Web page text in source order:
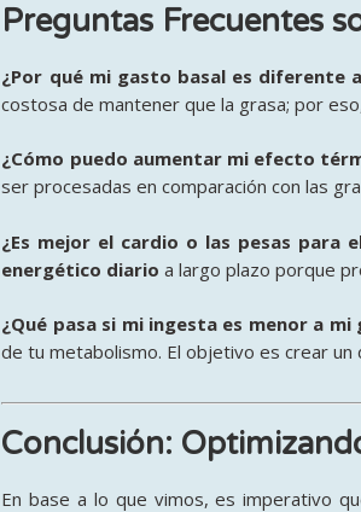
Preguntas Frecuentes
¿Por qué mi gasto basal es diferente
costosa de mantener que la grasa; por
¿Cómo puedo aumentar mi efecto
ser procesadas en comparación con las
¿Es mejor el cardio o las pesas para
energético diario a largo plazo porque
¿Qué pasa si mi ingesta es menor a mi
de tu metabolismo. El objetivo es crear
Conclusión:
En base a lo que vimos, es imperativo